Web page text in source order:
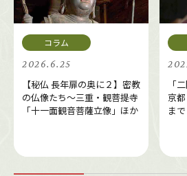
2026.6.25
【秘仏 長年扉の奥に２】密教
の仏像たち～三重・観菩提寺
「十一面観音菩薩立像」ほか
「
京
まで